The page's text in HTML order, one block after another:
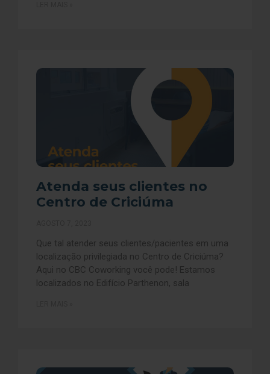
Atenda seus clientes no
Centro de Criciúma
Que tal atender seus clientes/pacientes em uma
localização privilegiada no Centro de Criciúma?
Aqui no CBC Coworking você pode! Estamos
localizados no Edifício Parthenon, sala